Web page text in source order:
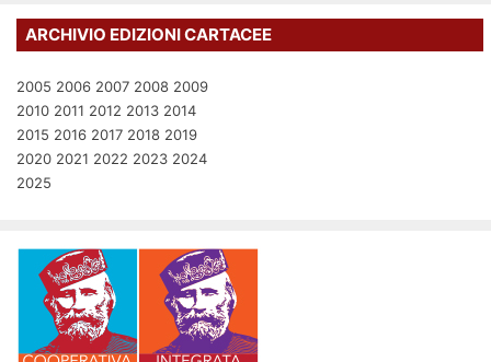
ARCHIVIO EDIZIONI CARTACEE
2005 2006 2007 2008 2009
2010 2011 2012 2013 2014
2015 2016 2017 2018 2019
2020 2021 2022 2023 2024
2025